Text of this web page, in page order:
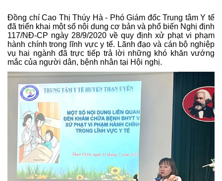
Đồng chí Cao Thị Thúy Hà - Phó Giám đốc Trung tâm Y tế
đã triển khai một số nội dung cơ bản và phổ biến Nghị định
117/NĐ-CP ngày 28/9/2020 về quy định xử phạt vi phạm
hành chính trong lĩnh vực y tế. Lãnh đạo và cán bộ nghiệp
vụ hai ngành đã trực tiếp trả lời những khó khăn vướng
mắc của người dân, bệnh nhân tại Hội nghị.